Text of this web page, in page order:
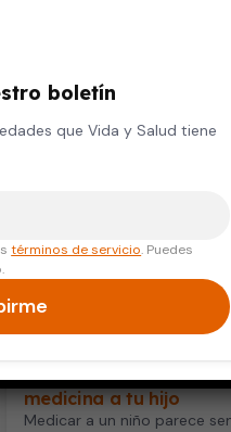
Niños y Adolescentes
olvidar antes de darle
medicina a tu hijo
Medicar a un niño parece
boletín
que Vida y Salud tiene
términos de servicio. Puedes